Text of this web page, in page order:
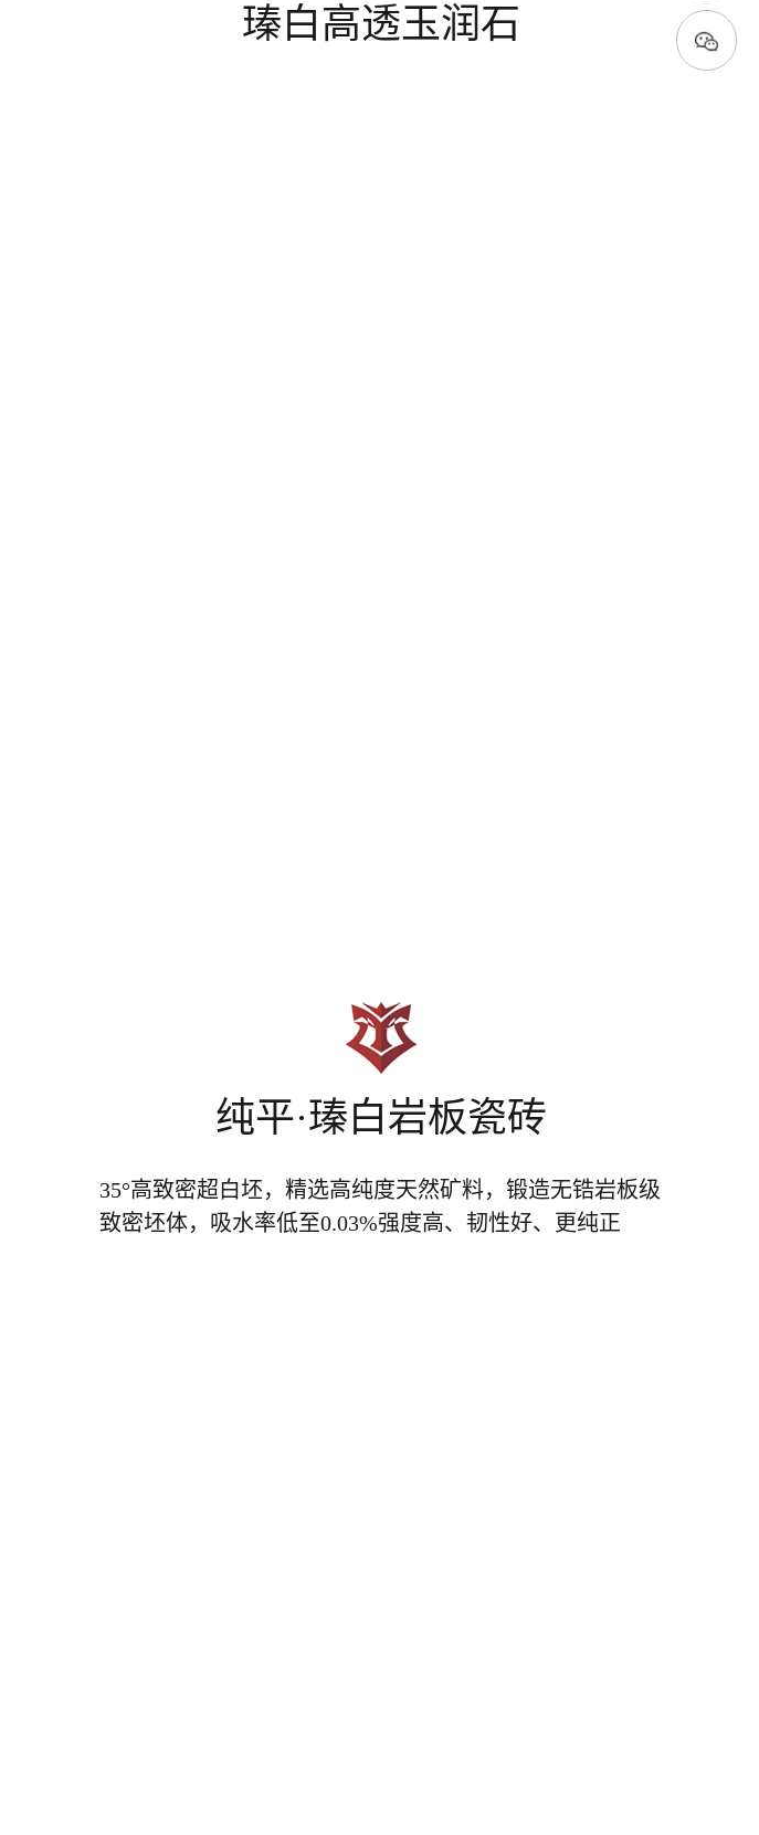
瑧白高透玉润石
纯平·瑧白岩板瓷砖
35°高致密超白坯，精选高纯度天然矿料，锻造无锆岩板级
致密坯体，吸水率低至0.03%强度高、韧性好、更纯正